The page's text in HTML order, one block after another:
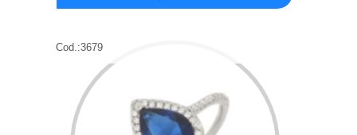
Cod.:3679